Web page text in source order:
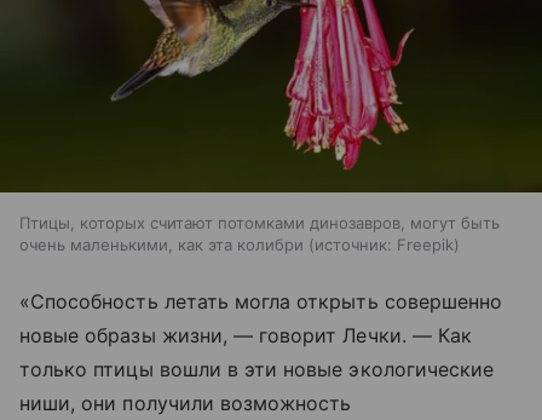
Птицы, которых считают потомками динозавров, могут быть
очень маленькими, как эта колибри
источник: Freepik
«Способность летать могла открыть совершенно
новые образы жизни, — говорит Лечки. — Как
только птицы вошли в эти новые экологические
ниши, они получили возможность